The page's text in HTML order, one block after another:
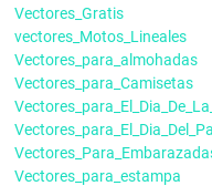
Vectores_Gratis
vectores_Motos_Lineales
Vectores_para_almohadas
Vectores_para_Camisetas
Vectores_para_estampa